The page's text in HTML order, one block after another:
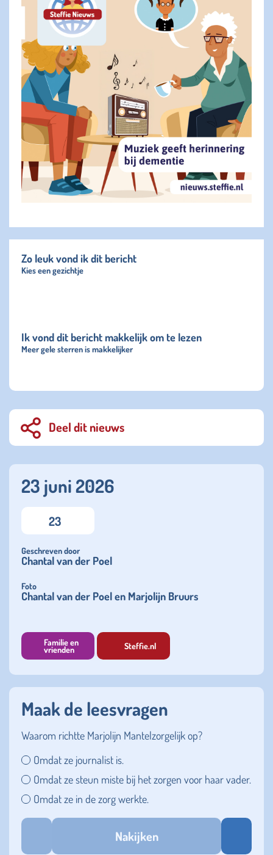
Zo leuk vond ik dit bericht
Kies een gezichtje
Ik vond dit bericht makkelijk om te lezen
Meer gele sterren is makkelijker
Deel dit nieuws
23 juni 2026
23
Geschreven door
Chantal van der Poel
Foto
Chantal van der Poel en Marjolijn Bruurs
Familie en
vrienden Steffie.nl
Maak de leesvragen
Waarom richtte Marjolijn Mantelzorgelijk op?
Omdat ze journalist is.
Omdat ze steun miste bij het zorgen voor haar vader.
Omdat ze in de zorg werkte.
Nakijken